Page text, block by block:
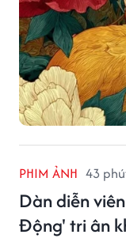
PHIM ẢNH 43
Dàn diễn
Động' tri ân